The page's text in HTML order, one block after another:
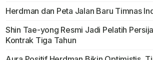
Herdman dan Peta Jalan Baru Timnas
Shin Tae-yong Resmi Jadi Pelatih
Kontrak Tiga Tahun